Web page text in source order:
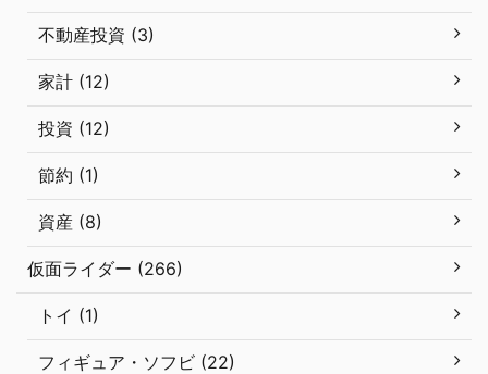
不動産投資 (3)
家計 (12)
投資 (12)
節約 (1)
資産 (8)
仮面ライダー (266)
トイ (1)
フィギュア・ソフビ (22)